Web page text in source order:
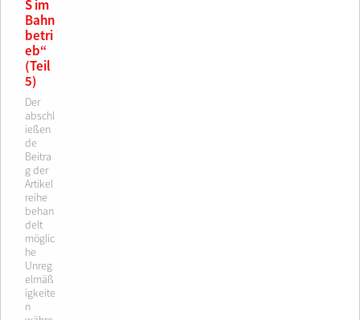
S im
Bahn
betri
eb“
(Teil
5)
Der
abschl
ießen
de
Beitra
g der
Artikel
reihe
behan
delt
möglic
he
Unreg
elmäß
igkeite
n